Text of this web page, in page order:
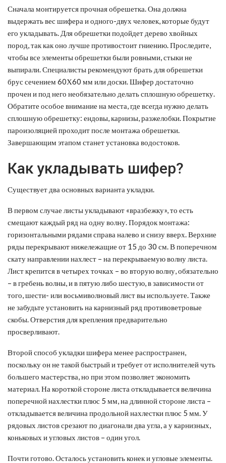
Сначала монтируется прочная обрешетка. Она должна
выдержать вес шифера и одного-двух человек, которые будут
его укладывать. Для обрешетки подойдет дерево хвойных
пород, так как оно лучше противостоит гниению. Проследите,
чтобы все элементы обрешетки были ровными, стыки не
выпирали. Специалисты рекомендуют брать для обрешетки
брус сечением 60Х60 мм или доски. Шифер достаточно
прочен и под него необязательно делать сплошную обрешетку.
Обратите особое внимание на места, где всегда нужно делать
сплошную обрешетку: ендовы, карнизы, разжелобки. Покрытие
пароизоляцией проходит после монтажа обрешетки.
Завершающим этапом станет установка водостоков.
Как укладывать шифер?
Существует два основных варианта укладки.
В первом случае листы укладывают «вразбежку», то есть
смещают каждый ряд на одну волну. Порядок монтажа:
горизонтальными рядами справа налево и снизу вверх. Верхние
ряды перекрывают нижележащие от 15 до 30 см. В поперечном
скату направлении нахлест – на перекрываемую волну листа.
Лист крепится в четырех точках – во вторую волну, обязательно
– в гребень волны, и в пятую либо шестую, в зависимости от
того, шести- или восьмиволновый лист вы используете. Также
не забудьте установить на карнизный ряд противоветровые
скобы. Отверстия для крепления предварительно
просверливают.
Второй способ укладки шифера менее распространен,
поскольку он не такой быстрый и требует от исполнителей чуть
большего мастерства, но при этом позволяет экономить
материал. На короткой стороне листа откладывается величина
поперечной нахлестки плюс 5 мм, на длинной стороне листа –
откладывается величина продольной нахлестки плюс 5 мм. У
рядовых листов срезают по диагонали два угла, а у карнизных,
коньковых и угловых листов – один угол.
Почти готово. Осталось установить конек и угловые элементы.